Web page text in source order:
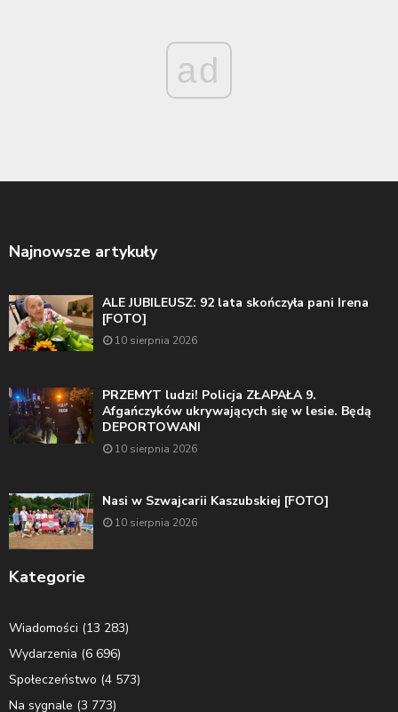
ad
Najnowsze artykuły
ALE JUBILEUSZ: 92 lata skończyła pani Irena
[FOTO]
10 sierpnia 2026
PRZEMYT ludzi! Policja ZŁAPAŁA 9.
Afgańczyków ukrywających się w lesie. Będą
DEPORTOWANI
10 sierpnia 2026
Nasi w Szwajcarii Kaszubskiej [FOTO]
10 sierpnia 2026
Kategorie
Wiadomości (13 283)
Wydarzenia (6 696)
Społeczeństwo (4 573)
Na sygnale (3 773)